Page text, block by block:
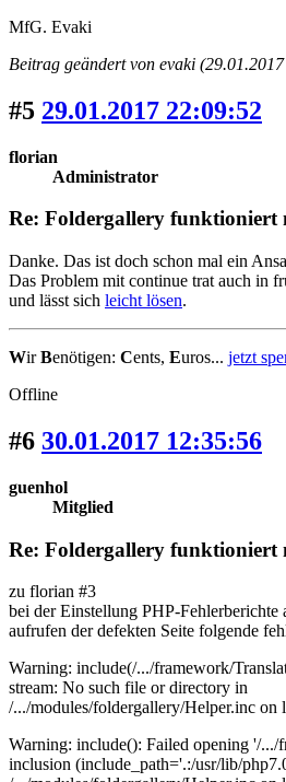
MfG. Evaki
Beitrag geändert von evaki
#5 29.01.2017 22:09:52
florian
Administrator
Re: Foldergallery funktioniert
Danke. Das ist doch schon mal ein
Das Problem mit continue trat auch in
und lässt sich leicht lösen.
WirBenötigen: Cents, Euros... jetzt
Offline
#6 30.01.2017 12:35:56
guenhol
Mitglied
Re: Foldergallery funktioniert
zu florian #3
bei der Einstellung PHP-
aufrufen der defekten Seite folgende
Warning: include(/.../framework/
stream: No such file or directory in
/.../modules/foldergallery/Helper.inc on
Warning: include(): Failed opening '/.../
inclusion (include_path='.:/usr/lib/